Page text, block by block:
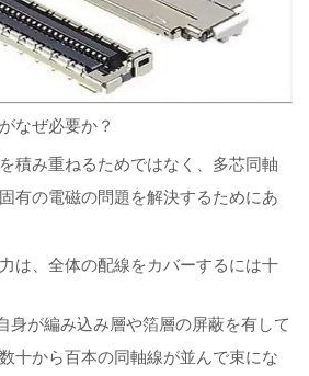
なぜ必要か？
積み重ねるためではなく、多芯同軸
有の電磁の問題を解決するためにあ
は、全体の配線をカバーするには十
が編み込み層や箔層の屏蔽を有して
十から百本の同軸線が並んで束にな